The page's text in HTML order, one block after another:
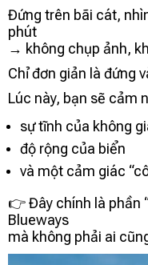
Đứng trên bãi cát,
phút
→ không chụp ảnh,
Chỉ đơn giản là đứng
Lúc này, bạn sẽ cảm
sự tĩnh của không
độ rộng của biển
và một cảm giác
👉 Đây chính là phần
Blueways
mà không phải ai